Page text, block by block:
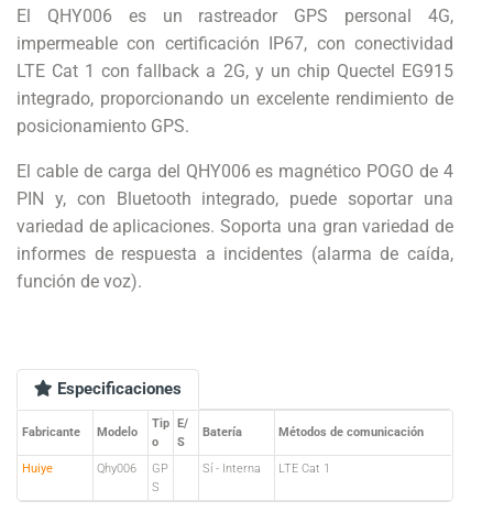
El QHY006 es un rastreador GPS personal 4G,
impermeable con certificación IP67, con conectividad
LTE Cat 1 con fallback a 2G, y un chip Quectel EG915
integrado, proporcionando un excelente rendimiento de
posicionamiento GPS.
El cable de carga del QHY006 es magnético POGO de 4
PIN y, con Bluetooth integrado, puede soportar una
variedad de aplicaciones. Soporta una gran variedad de
informes de respuesta a incidentes (alarma de caída,
función de voz).
Especificaciones
Fabricante Modelo
Tip
o
E/
S
Batería Métodos de comunicación
Huiye Qhy006
GP
S
Sí - Interna LTE Cat 1